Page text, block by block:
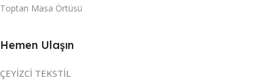
Toptan Masa Örtüsü
Hemen Ulaşın
ÇEYİZCİ TEKSTİL